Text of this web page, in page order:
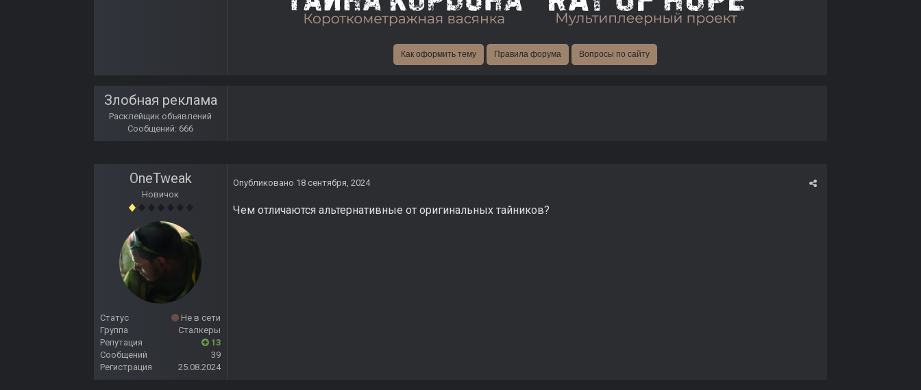
Как оформить тему Правила форума Вопросы по сайту
Злобная реклама
Расклейщик объявлений
Сообщений: 666
OneTweak
Новичок
Статус
Не в сети
Группа
Сталкеры
Репутация
13
Сообщений
39
Регистрация
25.08.2024
Опубликовано 18 сентября, 2024
Чем отличаются альтернативные от оригинальных тайников?